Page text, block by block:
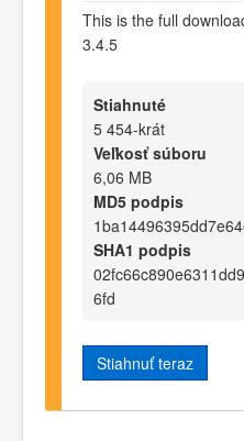
This is the full
3.4.5
Stiahnuté
5 454-krát
Veľkosť súboru
6,06 MB
MD5 podpis
SHA1 podpis
6fd
Stiahnuť teraz